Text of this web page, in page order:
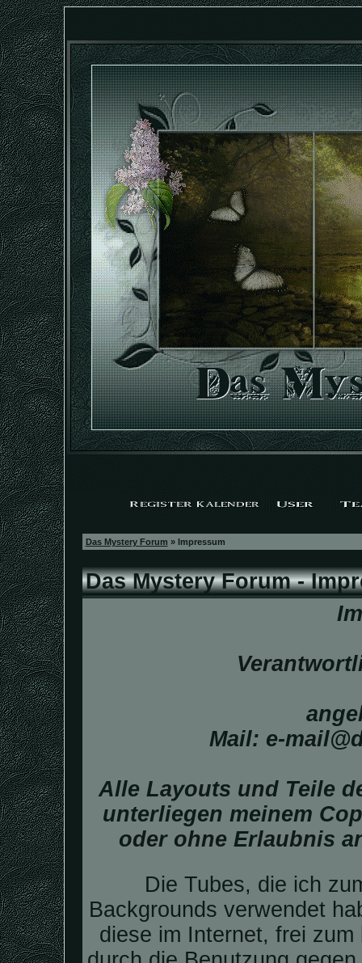
Das Mystery Forum » Impressum
Das Mystery Forum -
Mail: e-
Alle Layouts und Teile
unterliegen meinem
oder ohne Erlaubnis
Die Tubes, die ich
Backgrounds verwendet
diese im Internet, frei